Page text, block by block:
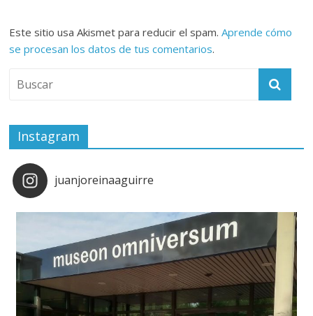
Este sitio usa Akismet para reducir el spam.Aprende cómo
se procesan los datos de tus comentarios.
Instagram
juanjoreinaaguirre